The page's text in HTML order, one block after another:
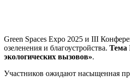
Green Spaces Expo 2025 и III
озеленения и благоустройства. Тема
экологических вызовов».
Участников ожидают насыщенная